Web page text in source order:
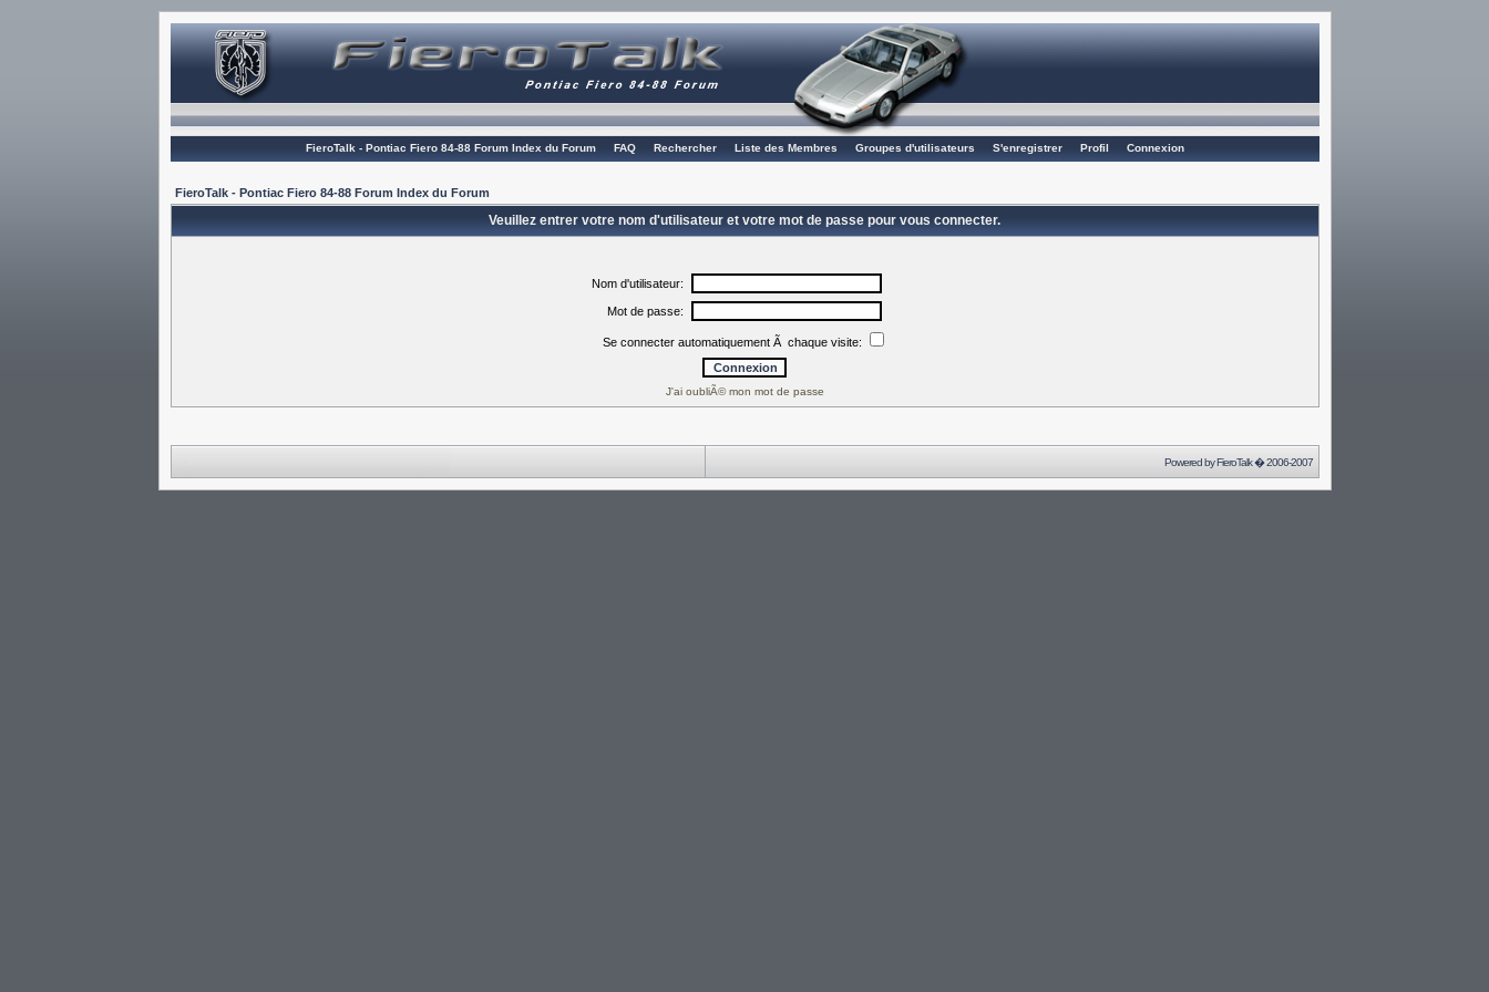
FieroTalk - Pontiac Fiero 84-88 Forum Index du Forum FAQ Rechercher Liste des Membres Groupes d'utilisateurs S'enregistrer Profil Connexion
FieroTalk - Pontiac Fiero 84-88 Forum Index du Forum
Veuillez entrer votre nom d'utilisateur et votre mot de passe pour vous connecter.
Nom d'utilisateur:
Mot de passe:
Se connecter automatiquement Ã chaque visite:
J'ai oubliÃ© mon mot de passe
Powered byFieroTalk� 2006-2007